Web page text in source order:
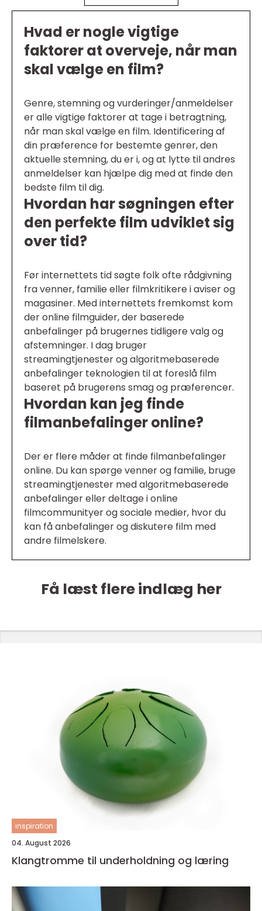
Hvad er nogle vigtige
faktorer at overveje, når man
skal vælge en film?
Genre, stemning og vurderinger/anmeldelser
er alle vigtige faktorer at tage i betragtning,
når man skal vælge en film. Identificering af
din præference for bestemte genrer, den
aktuelle stemning, du er i, og at lytte til andres
anmeldelser kan hjælpe dig med at finde den
bedste film til dig.
Hvordan har søgningen efter
den perfekte film udviklet sig
over tid?
Før internettets tid søgte folk ofte rådgivning
fra venner, familie eller filmkritikere i aviser og
magasiner. Med internettets fremkomst kom
der online filmguider, der baserede
anbefalinger på brugernes tidligere valg og
afstemninger. I dag bruger
streamingtjenester og algoritmebaserede
anbefalinger teknologien til at foreslå film
baseret på brugerens smag og præferencer.
Hvordan kan jeg finde
filmanbefalinger online?
Der er flere måder at finde filmanbefalinger
online. Du kan spørge venner og familie, bruge
streamingtjenester med algoritmebaserede
anbefalinger eller deltage i online
filmcommunityer og sociale medier, hvor du
kan få anbefalinger og diskutere film med
andre filmelskere.
Få læst flere indlæg her
inspiration
04. August 2026
Klangtromme til underholdning og læring